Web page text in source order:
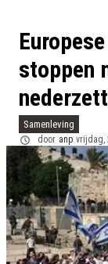
stoppen
Samenleving
door anp vrijdag,